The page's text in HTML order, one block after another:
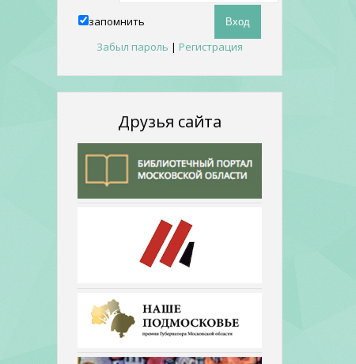
запомнить
Забыл пароль | Регистрация
Друзья сайта